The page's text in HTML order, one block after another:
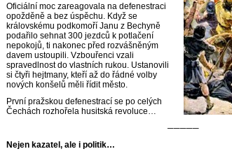
Oficiální moc zareagovala na defenestraci
opožděně a bez úspěchu. Když se
královskému podkomoří Janu z Bechyně
podařilo sehnat 300 jezdců k potlačení
nepokojů, ti nakonec před rozvášněným
davem ustoupili. Vzbouřenci vzali
spravedlnost do vlastních rukou. Ustanovili
si čtyři hejtmany, kteří až do řádné volby
nových konšelů měli řídit město.
První pražskou defenestrací se po celých
Čechách rozhořela husitská revoluce…
─────
Nejen kazatel, ale i politik…